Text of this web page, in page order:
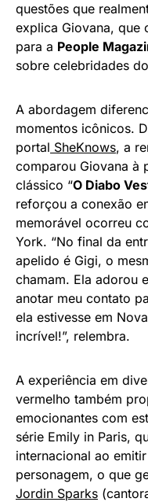
questões que
explica Giovana, que
para a People
sobre celebridades
A abordagem
momentos icônicos.
portal SheKnows, a
comparou Giovana à
clássico “O Diabo
reforçou a conexão
memorável ocorreu
York. “No final da
apelido é Gigi, o
chamam. Ela adorou
anotar meu contato
ela estivesse em
incrível!”, relembra.
A experiência em
vermelho também
emocionantes com
série Emily in Paris,
internacional ao
personagem, o que
Jordin Sparks